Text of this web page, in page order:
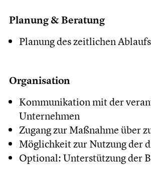
Planung & Beratung
Planung des zeitlichen
Organisation
Kommunikation mit der
Unternehmen
Zugang zur Maßnahme über
Möglichkeit zur Nutzung der
Optional: Unterstützung der